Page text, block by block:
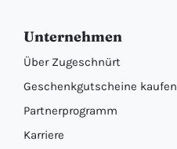
Unternehmen
Über Zugeschnürt
Geschenkgutscheine kaufen
Partnerprogramm
Karriere